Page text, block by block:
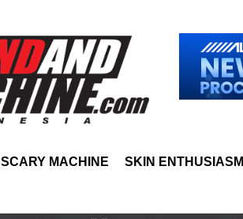
SCARY MACHINE SKIN ENTHUSIASM